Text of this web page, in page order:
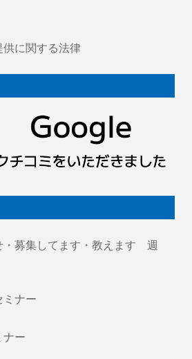
に関する法律
・募集してます・教えます 週
ミナー
ナー